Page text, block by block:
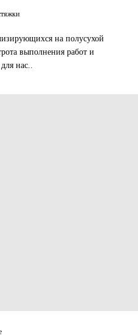
на полусухой
выполнения работ и
нас..